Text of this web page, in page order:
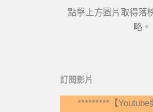
點擊上方圖片取得落
略。
訂閱影片
*********【Youtube